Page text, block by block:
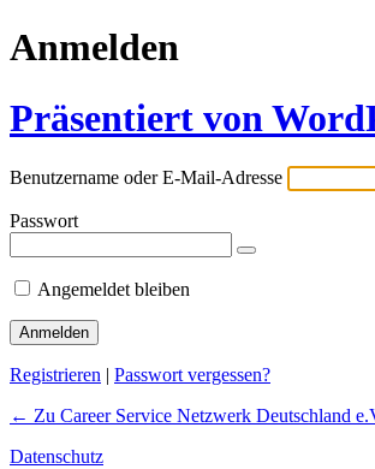
Anmelden
Präsentiert von
Benutzername oder E-Mail-Adresse
Passwort
Angemeldet bleiben
Registrieren | Passwort vergessen?
← Zu Career Service Netzwerk Deutschland
Datenschutz